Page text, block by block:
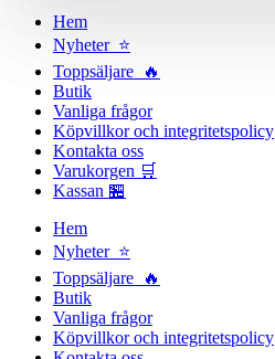
Hem
Nyheter ⭐
Toppsäljare 🔥
Butik
Vanliga frågor
Köpvillkor och integritetspolicy
Kontakta oss
Varukorgen 🛒
Kassan 🏪
Hem
Nyheter ⭐
Toppsäljare 🔥
Butik
Vanliga frågor
Köpvillkor och integritetspolicy